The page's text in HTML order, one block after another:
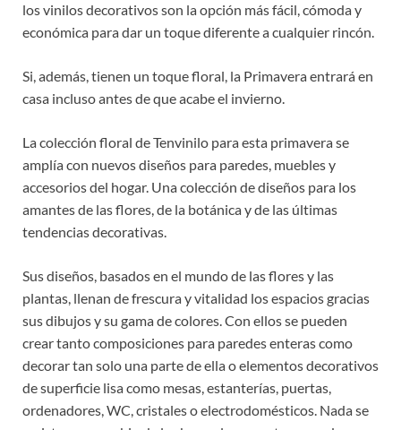
los vinilos decorativos son la opción más fácil, cómoda y
económica para dar un toque diferente a cualquier rincón.
Si, además, tienen un toque floral, la Primavera entrará en
casa incluso antes de que acabe el invierno.
La colección floral de Tenvinilo para esta primavera se
amplía con nuevos diseños para paredes, muebles y
accesorios del hogar. Una colección de diseños para los
amantes de las flores, de la botánica y de las últimas
tendencias decorativas.
Sus diseños, basados en el mundo de las flores y las
plantas, llenan de frescura y vitalidad los espacios gracias
sus dibujos y su gama de colores. Con ellos se pueden
crear tanto composiciones para paredes enteras como
decorar tan solo una parte de ella o elementos decorativos
de superficie lisa como mesas, estanterías, puertas,
ordenadores, WC, cristales o electrodomésticos. Nada se